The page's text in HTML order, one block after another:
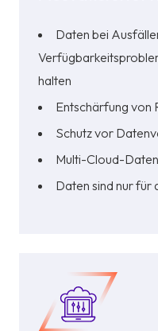
Daten bei
halten
Entschärfung von
Schutz vor
Multi-Cloud-
Daten sind nur